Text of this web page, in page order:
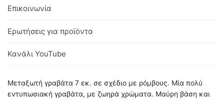
Επικοινωνία
Ερωτήσεις για προϊόντα
Κανάλι YouTube
Μεταξωτή γραβάτα 7 εκ. σε σχέδιο με ρόμβους. Μία πολύ
εντυπωσιακή γραβάτα, με ζωηρά χρώματα. Μαύρη βάση και